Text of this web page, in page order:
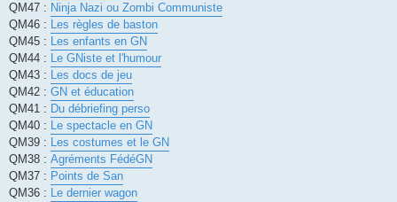
QM47 : Ninja Nazi ou Zombi Communiste
QM46 : Les règles de baston
QM45 : Les enfants en GN
QM44 : Le GNiste et l'humour
QM43 : Les docs de jeu
QM42 : GN et éducation
QM41 : Du débriefing perso
QM40 : Le spectacle en GN
QM39 : Les costumes et le GN
QM38 : Agréments FédéGN
QM37 : Points de San
QM36 : Le dernier wagon